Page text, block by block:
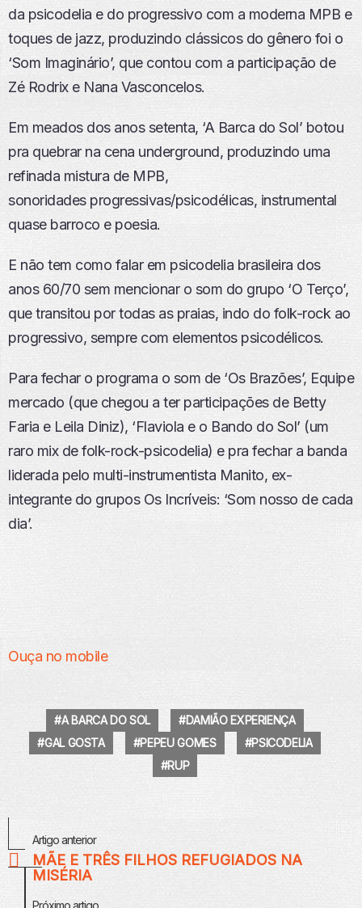
da psicodelia e do progressivo com a moderna MPB e
toques de jazz, produzindo clássicos do gênero foi o
‘Som Imaginário’, que contou com a participação de
Zé Rodrix e Nana Vasconcelos.
Em meados dos anos setenta, ‘A Barca do Sol’ botou
pra quebrar na cena underground, produzindo uma
refinada mistura de MPB,
sonoridades progressivas/psicodélicas, instrumental
quase barroco e poesia.
E não tem como falar em psicodelia brasileira dos
anos 60/70 sem mencionar o som do grupo ‘O Terço’,
que transitou por todas as praias, indo do folk-rock ao
progressivo, sempre com elementos psicodélicos.
Para fechar o programa o som de ‘Os Brazões’, Equipe
mercado (que chegou a ter participações de Betty
Faria e Leila Diniz), ‘Flaviola e o Bando do Sol’ (um
raro mix de folk-rock-psicodelia) e pra fechar a banda
liderada pelo multi-instrumentista Manito, ex-
integrante do grupos Os Incríveis: ‘Som nosso de cada
dia’.
Ouça no mobile
A BARCA DO SOL
DAMIÃO EXPERIENÇA
GAL GOSTA
PEPEU GOMES
PSICODELIA
RUP
MaisArtigo anterior
MÃE E TRÊS FILHOS REFUGIADOS NA
MISÉRIA